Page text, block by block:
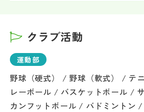
クラブ活動
運動部
野球（硬式） / 野球（軟式） / テ
レーボール / バスケットボール /
カンフットボール / バドミントン